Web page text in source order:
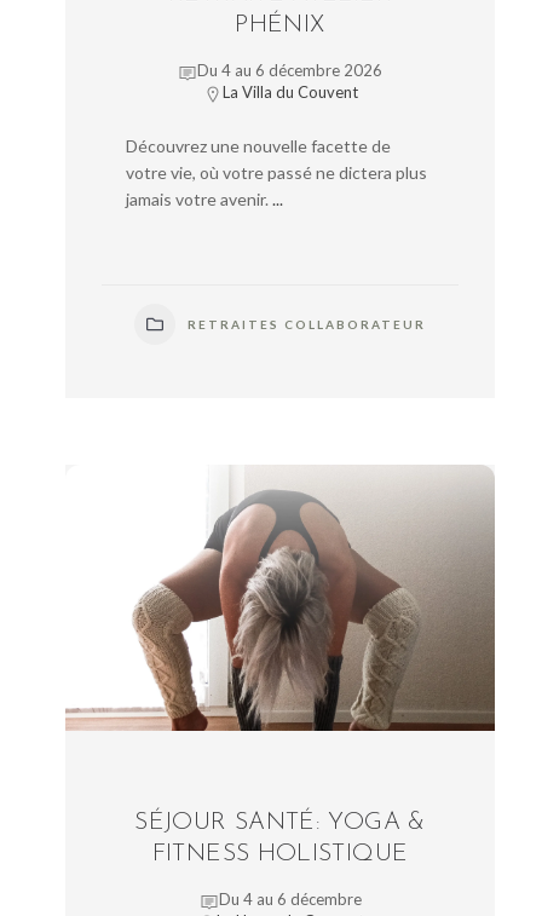
PHÉNIX
Du 4 au 6 décembre 2026
La Villa du Couvent
Découvrez une nouvelle facette de
votre vie, où votre passé ne dictera plus
jamais votre avenir. ...
RETRAITES COLLABORATEUR
SÉJOUR SANTÉ: YOGA &
FITNESS HOLISTIQUE
Du 4 au 6 décembre